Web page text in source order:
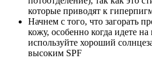
которые приводят к
Начнем с того, что загорать
кожу, особенно когда идете на
используйте хороший
высоким SPF